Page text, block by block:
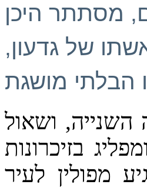
מסתתר היכן
של גדעון,
ושאול
בזיכרונות
מפולין לעיר